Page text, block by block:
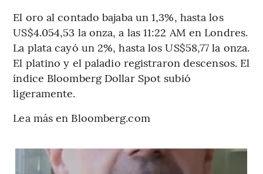
El oro al contado bajaba un 1,3%, hasta los
US$4.054,53 la onza, a las 11:22 AM en Londres.
La plata cayó un 2%, hasta los US$58,77 la onza.
El platino y el paladio registraron descensos. El
índice Bloomberg Dollar Spot subió
ligeramente.
Lea más en Bloomberg.com